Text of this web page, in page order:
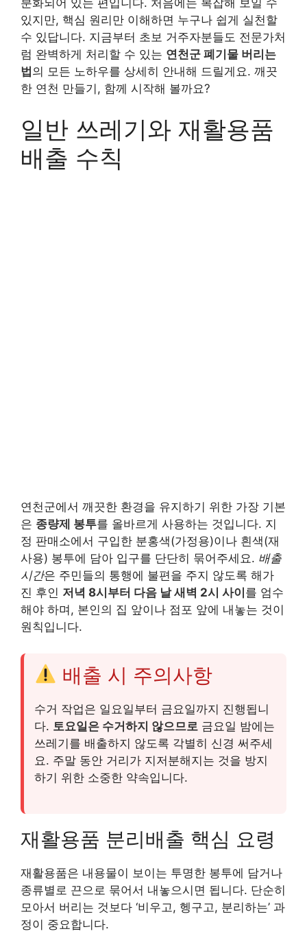
있지만, 핵심 원리만 이해하면 누구나 쉽게 실천할
수 있답니다. 지금부터 초보 거주자분들도 전문가처
럼 완벽하게 처리할 수 있는 연천군 폐기물 버리는
법의 모든 노하우를 상세히 안내해 드릴게요. 깨끗
한 연천 만들기, 함께 시작해 볼까요?
일반 쓰레기와 재활용품
배출 수칙
연천군에서 깨끗한 환경을 유지하기 위한 가장 기본
은 종량제 봉투를 올바르게 사용하는 것입니다. 지
정 판매소에서 구입한 분홍색(가정용)이나 흰색(재
사용) 봉투에 담아 입구를 단단히 묶어주세요. 배출
시간은 주민들의 통행에 불편을 주지 않도록 해가
진 후인 저녁 8시부터 다음 날 새벽 2시 사이 를 엄수
해야 하며, 본인의 집 앞이나 점포 앞에 내놓는 것이
원칙입니다.
배출 시 주의사항
수거 작업은 일요일부터 금요일까지 진행됩니
다. 토요일은 수거하지 않으므로 금요일 밤에는
쓰레기를 배출하지 않도록 각별히 신경 써주세
요. 주말 동안 거리가 지저분해지는 것을 방지
하기 위한 소중한 약속입니다.
재활용품 분리배출 핵심 요령
재활용품은 내용물이 보이는 투명한 봉투에 담거나
종류별로 끈으로 묶어서 내놓으시면 됩니다. 단순히
모아서 버리는 것보다 ‘비우고, 헹구고, 분리하는’ 과
정이 중요합니다.